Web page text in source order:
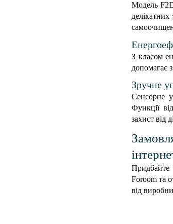
Модель
З класом
допомагає
Зручне
Сенсорне
Функції
захист від
Foroom та
від